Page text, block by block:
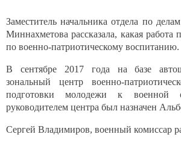
Заместитель начальника отдела по
Миннахметова рассказала, какая работа
по военно-патриотическому воспитанию.
В сентябре 2017 года на базе
зональный центр военно-
подготовки молодежи к военной
руководителем центра был назначен
Сергей Владимиров, военный комиссар